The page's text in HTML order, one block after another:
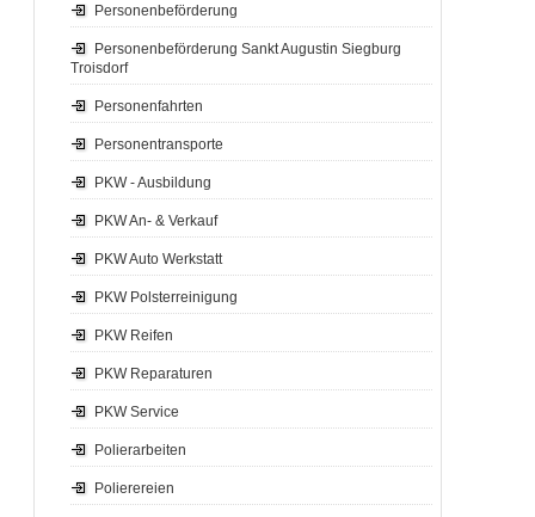
Personenbeförderung
Personenbeförderung Sankt Augustin Siegburg
Troisdorf
Personenfahrten
Personentransporte
PKW - Ausbildung
PKW An- & Verkauf
PKW Auto Werkstatt
PKW Polsterreinigung
PKW Reifen
PKW Reparaturen
PKW Service
Polierarbeiten
Polierereien